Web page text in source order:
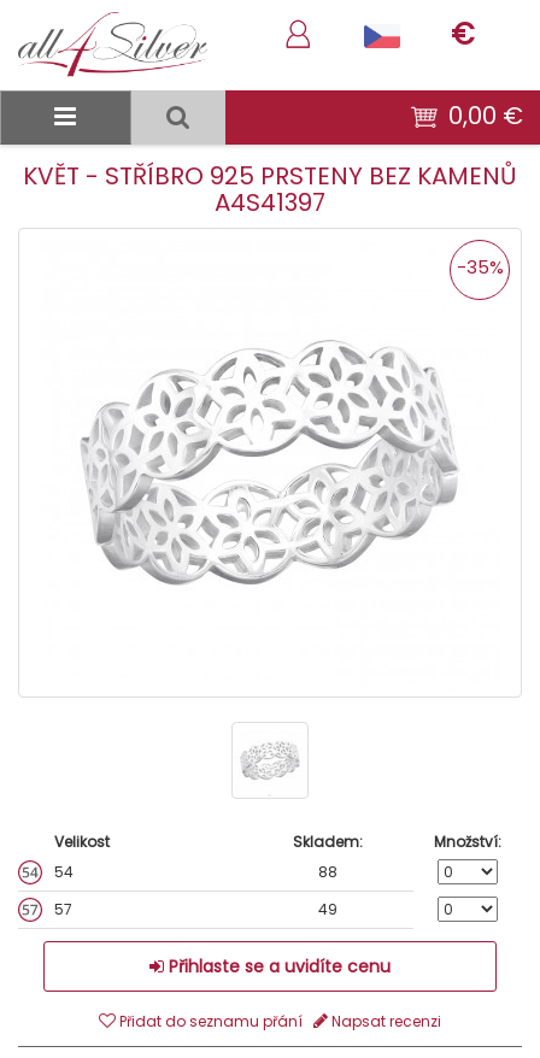
€
0,00 €
KVĚT - STŘÍBRO 925 PRSTENY BEZ KAMENŮ
A4S41397
-35%
Velikost Skladem:
Množství:
54
88
57
49
Přihlaste se a uvidíte cenu
Přidat do seznamu přání Napsat recenzi